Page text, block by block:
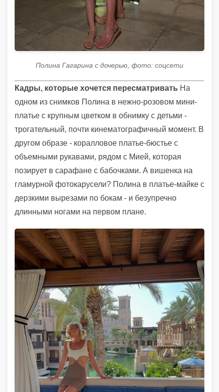
Полина Гагарина с дочерью, фото: соцсети
Кадры, которые хочется пересматривать На
одном из снимков Полина в нежно-розовом мини-
платье с крупным цветком в обнимку с детьми -
трогательный, почти кинематографичный момент. В
другом образе - коралловое платье-бюстье с
объемными рукавами, рядом с Мией, которая
позирует в сарафане с бабочками. А вишенка на
гламурной фотокарусели? Полина в платье-майке с
дерзкими вырезами по бокам - и безупречно
длинными ногами на первом плане.